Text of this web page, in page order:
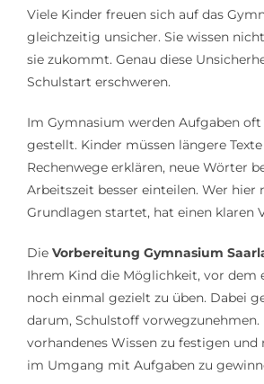
Viele Kinder freuen sich auf das
gleichzeitig unsicher. Sie wissen
sie zukommt. Genau diese
Schulstart erschweren.
Im Gymnasium werden Aufgaben
gestellt. Kinder müssen längere
Rechenwege erklären, neue Wörter
Arbeitszeit besser einteilen. Wer hier
Grundlagen startet, hat einen klaren
Die Vorbereitung Gymnasium
Ihrem Kind die Möglichkeit, vor dem
noch einmal gezielt zu üben. Dabei
darum, Schulstoff vorwegzunehmen.
vorhandenes Wissen zu festigen und
im Umgang mit Aufgaben zu